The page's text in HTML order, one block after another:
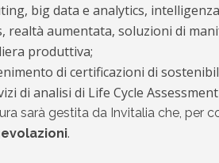
big data e analytics,
realtà aumentata, soluzioni di
produttiva;
di certificazioni di
di analisi di Life Cycle Assessment
sarà gestita da Invitalia che, per
.